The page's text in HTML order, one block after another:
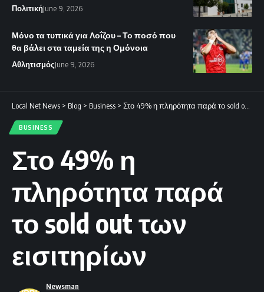
ΠολιτικήJune 9, 2026
Μόνο τα τυπικά για Λοΐζου – Το ποσό που
θα βάλει στα ταμεία της η Ομόνοια
ΑθλητισμόςJune 9, 2026
Local Net News > Blog > Business > Στο 49% η πληρότητα παρά το sold out των εισιτηρίων
BUSINESS
Στο 49% η
πληρότητα παρά
το sold out των
εισιτηρίων
Newsman